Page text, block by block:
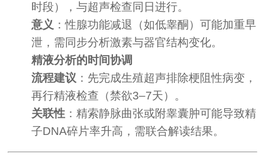
时段），与超声检查同日进行。
意义 ：性腺功能减退（如低睾酮）可能加重早
泄，需同步分析激素与器官结构变化。
精液分析的时间协调
流程建议 ：先完成生殖超声排除梗阻性病变，
再行精液检查（禁欲3–7天）。
关联性 ：精索静脉曲张或附睾囊肿可能导致精
子DNA碎片率升高，需联合解读结果。